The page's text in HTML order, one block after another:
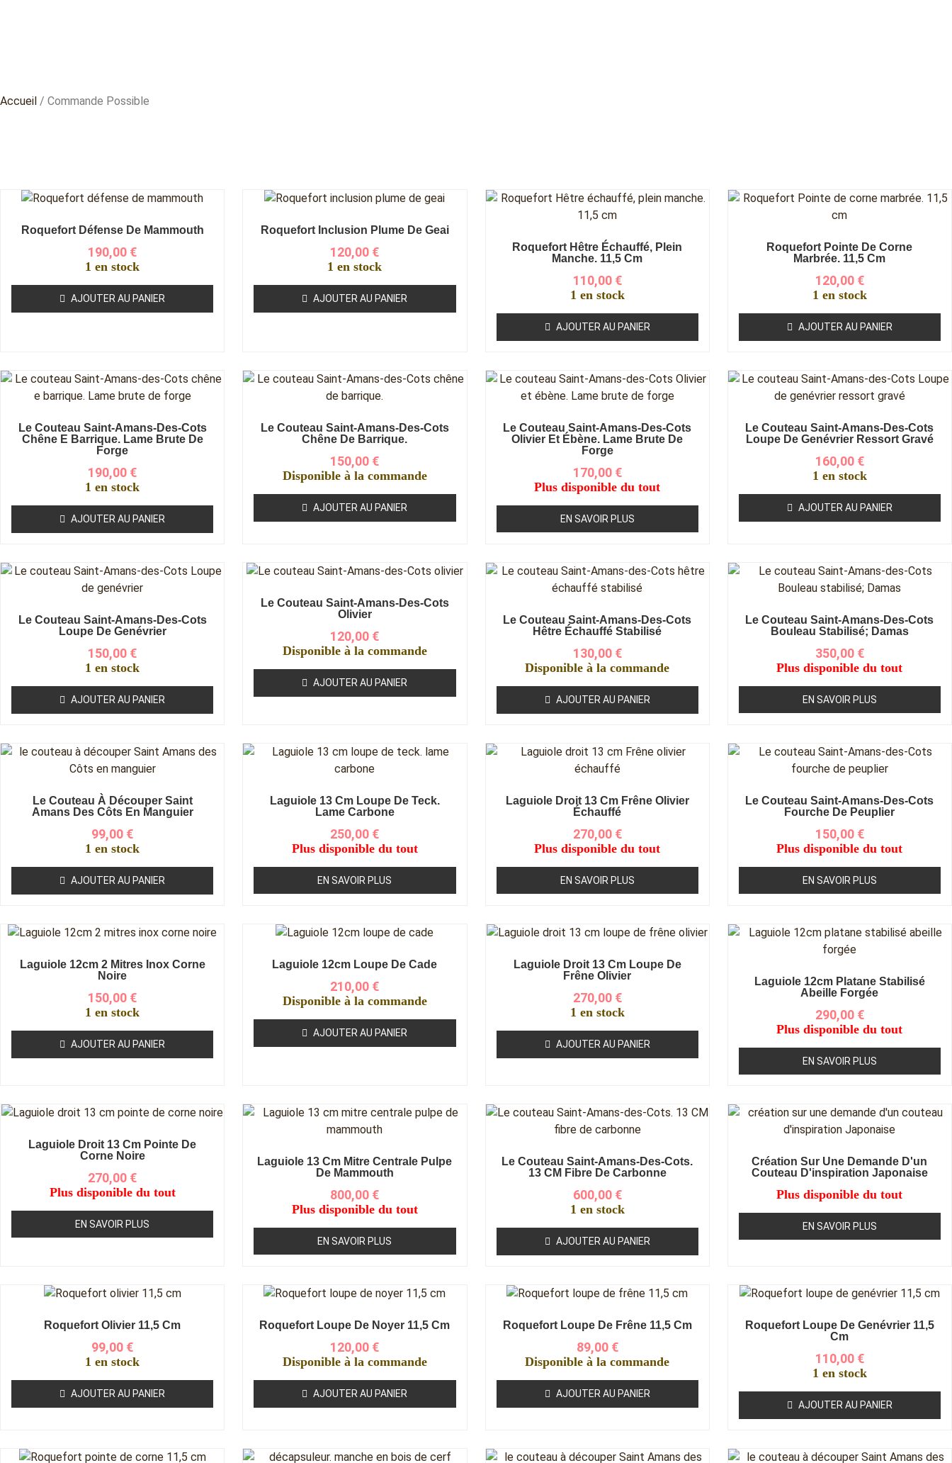
Accueil / Commande Possible
Roquefort Défense De Mammouth
190,00 €
1 en stock
AJOUTER AU PANIER
Roquefort Inclusion Plume De Geai
120,00 €
1 en stock
AJOUTER AU PANIER
Roquefort Hêtre Échauffé, Plein
Manche. 11,5 Cm
110,00 €
1 en stock
AJOUTER AU PANIER
Roquefort Pointe De Corne
Marbrée. 11,5 Cm
120,00 €
1 en stock
AJOUTER AU PANIER
Le Couteau Saint-Amans-Des-Cots
Chêne E Barrique. Lame Brute De
Forge
190,00 €
1 en stock
AJOUTER AU PANIER
Le Couteau Saint-Amans-Des-Cots
Chêne De Barrique.
150,00 €
Disponible à la commande
AJOUTER AU PANIER
Le Couteau Saint-Amans-Des-Cots
Olivier Et Ébène. Lame Brute De
Forge
170,00 €
Plus disponible du tout
EN SAVOIR PLUS
Le Couteau Saint-Amans-Des-Cots
Loupe De Genévrier Ressort Gravé
160,00 €
1 en stock
AJOUTER AU PANIER
Le Couteau Saint-Amans-Des-Cots
Loupe De Genévrier
150,00 €
1 en stock
AJOUTER AU PANIER
Le Couteau Saint-Amans-Des-Cots
Olivier
120,00 €
Disponible à la commande
AJOUTER AU PANIER
Le Couteau Saint-Amans-Des-Cots
Hêtre Échauffé Stabilisé
130,00 €
Disponible à la commande
AJOUTER AU PANIER
Le Couteau Saint-Amans-Des-Cots
Bouleau Stabilisé; Damas
350,00 €
Plus disponible du tout
EN SAVOIR PLUS
Le Couteau À Découper Saint
Amans Des Côts En Manguier
99,00 €
1 en stock
AJOUTER AU PANIER
Laguiole 13 Cm Loupe De Teck.
Lame Carbone
250,00 €
Plus disponible du tout
EN SAVOIR PLUS
Laguiole Droit 13 Cm Frêne Olivier
Échauffé
270,00 €
Plus disponible du tout
EN SAVOIR PLUS
Le Couteau Saint-Amans-Des-Cots
Fourche De Peuplier
150,00 €
Plus disponible du tout
EN SAVOIR PLUS
Laguiole 12cm 2 Mitres Inox Corne
Noire
150,00 €
1 en stock
AJOUTER AU PANIER
Laguiole 12cm Loupe De Cade
210,00 €
Disponible à la commande
AJOUTER AU PANIER
Laguiole Droit 13 Cm Loupe De
Frêne Olivier
270,00 €
1 en stock
AJOUTER AU PANIER
Laguiole 12cm Platane Stabilisé
Abeille Forgée
290,00 €
Plus disponible du tout
EN SAVOIR PLUS
Laguiole Droit 13 Cm Pointe De
Corne Noire
270,00 €
Plus disponible du tout
EN SAVOIR PLUS
Laguiole 13 Cm Mitre Centrale Pulpe
De Mammouth
800,00 €
Plus disponible du tout
EN SAVOIR PLUS
Le Couteau Saint-Amans-Des-Cots.
13 CM Fibre De Carbonne
600,00 €
1 en stock
AJOUTER AU PANIER
Création Sur Une Demande D'un
Couteau D'inspiration Japonaise
Plus disponible du tout
EN SAVOIR PLUS
Roquefort Olivier 11,5 Cm
99,00 €
1 en stock
AJOUTER AU PANIER
Roquefort Loupe De Noyer 11,5 Cm
120,00 €
Disponible à la commande
AJOUTER AU PANIER
Roquefort Loupe De Frêne 11,5 Cm
89,00 €
Disponible à la commande
AJOUTER AU PANIER
Roquefort Loupe De Genévrier 11,5
Cm
110,00 €
1 en stock
AJOUTER AU PANIER